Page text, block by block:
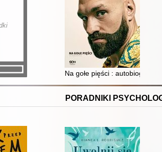
Na gołe pięści : autobiografia
PORADNIKI